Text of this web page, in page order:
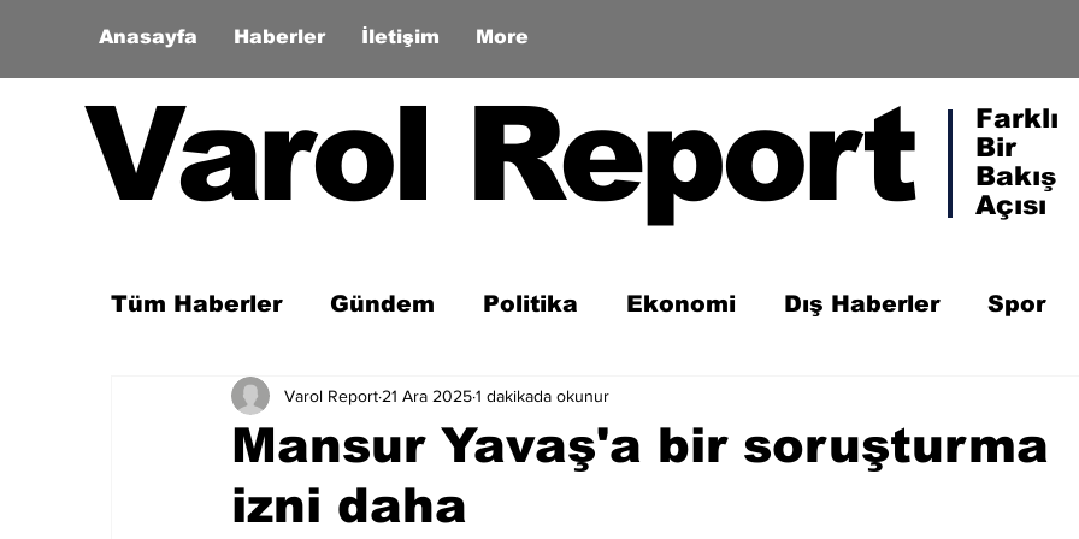
Anasayfa Haberler İletişim More
Varol Report
Farklı
Bir
Bakış
Açısı
Tüm Haberler Gündem Politika Ekonomi Dış Haberler Spor
Son Dakika Zaman Tüneli
Mansur Yavaş'a bir soruşturma
izni daha
Varol Report 21 Ara 20251 dakikada okunur